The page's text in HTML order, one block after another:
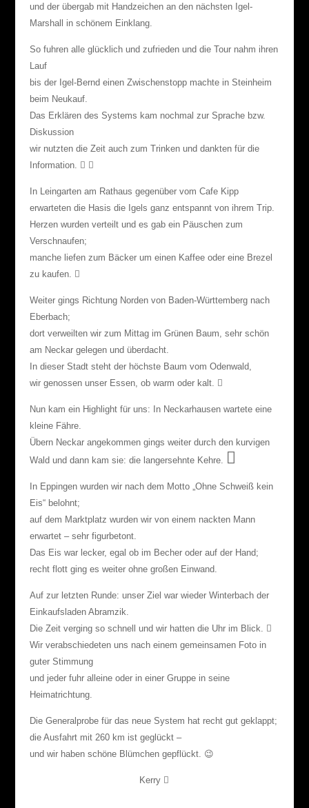
und der übergab mit Handzeichen an den nächsten Igel-
Marshall in schönem Einklang.
So fuhren alle glücklich und zufrieden und die Tour nahm ihren
Lauf
bis der Igel-Bernd einen Zwischenstopp machte in Steinheim
beim Neukauf.
Das Erklären des Systems kam nochmal zur Sprache bzw.
Diskussion
wir nutzten die Zeit auch zum Trinken und dankten für die
Information.  
In Leingarten am Rathaus gegenüber vom Cafe Kipp
erwarteten die Hasis die Igels ganz entspannt von ihrem Trip.
Herzen wurden verteilt und es gab ein Päuschen zum
Verschnaufen;
manche liefen zum Bäcker um einen Kaffee oder eine Brezel
zu kaufen. 
Weiter gings Richtung Norden von Baden-Württemberg nach
Eberbach;
dort verweilten wir zum Mittag im Grünen Baum, sehr schön
am Neckar gelegen und überdacht.
In dieser Stadt steht der höchste Baum vom Odenwald,
wir genossen unser Essen, ob warm oder kalt. 
Nun kam ein Highlight für uns: In Neckarhausen wartete eine
kleine Fähre.
Übern Neckar angekommen gings weiter durch den kurvigen
Wald und dann kam sie: die langersehnte Kehre.

In Eppingen wurden wir nach dem Motto „Ohne Schweiß kein
Eis“ belohnt;
auf dem Marktplatz wurden wir von einem nackten Mann
erwartet – sehr figurbetont.
Das Eis war lecker, egal ob im Becher oder auf der Hand;
recht flott ging es weiter ohne großen Einwand.
Auf zur letzten Runde: unser Ziel war wieder Winterbach der
Einkaufsladen Abramzik.
Die Zeit verging so schnell und wir hatten die Uhr im Blick. 
Wir verabschiedeten uns nach einem gemeinsamen Foto in
guter Stimmung
und jeder fuhr alleine oder in einer Gruppe in seine
Heimatrichtung.
Die Generalprobe für das neue System hat recht gut geklappt;
die Ausfahrt mit 260 km ist geglückt –
und wir haben schöne Blümchen gepflückt. 😉
Kerry 